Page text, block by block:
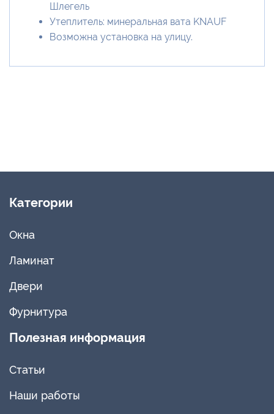
Шлегель
Утеплитель: минеральная вата KNAUF
Возможна установка на улицу.
Категории
Окна
Ламинат
Двери
Фурнитура
Полезная информация
Статьи
Наши работы